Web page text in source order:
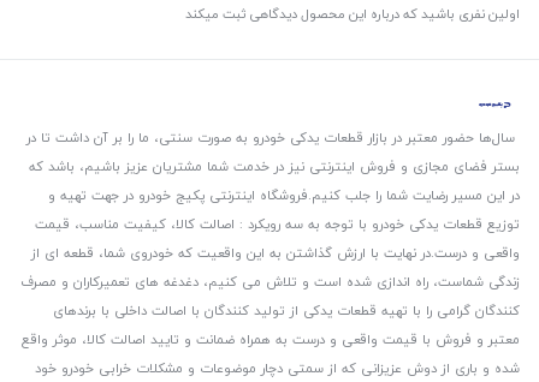
اولین نفری باشید که درباره این محصول دیدگاهی ثبت میکند
سال‌ها حضور معتبر در بازار قطعات یدکی خودرو به صورت سنتی، ما را بر آن داشت تا در
بستر فضای مجازی و فروش اینترنتی نیز در خدمت شما مشتریان عزیز باشیم، باشد که
در این مسیر رضایت شما را جلب کنیم.فروشگاه اینترنتی پکیج خودرو در جهت تهیه و
توزیع قطعات یدکی خودرو با توجه به سه رویکرد : اصالت کالا، کیفیت مناسب، قیمت
واقعی و درست.در نهایت با ارزش گذاشتن به این واقعیت که خودروی شما، قطعه ای از
زندگی شماست، راه اندازی شده است و تلاش می کنیم، دغدغه های تعمیرکاران و مصرف
کنندگان گرامی را با تهیه قطعات یدکی از تولید کنندگان با اصالت داخلی با برندهای
معتبر و فروش با قیمت واقعی و درست به همراه ضمانت و تایید اصالت کالا، موثر واقع
شده و باری از دوش عزیزانی که از سمتی دچار موضوعات و مشکلات خرابی خودرو خود